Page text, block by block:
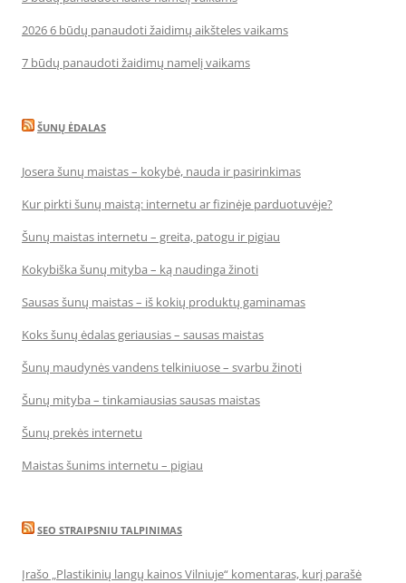
2026 6 būdų panaudoti žaidimų aikšteles vaikams
7 būdų panaudoti žaidimų namelį vaikams
ŠUNŲ ĖDALAS
Josera šunų maistas – kokybė, nauda ir pasirinkimas
Kur pirkti šunų maistą: internetu ar fizinėje parduotuvėje?
Šunų maistas internetu – greita, patogu ir pigiau
Kokybiška šunų mityba – ką naudinga žinoti
Sausas šunų maistas – iš kokių produktų gaminamas
Koks šunų ėdalas geriausias – sausas maistas
Šunų maudynės vandens telkiniuose – svarbu žinoti
Šunų mityba – tinkamiausias sausas maistas
Šunų prekės internetu
Maistas šunims internetu – pigiau
SEO STRAIPSNIU TALPINIMAS
Įrašo „Plastikinių langų kainos Vilniuje“ komentaras, kurį parašė